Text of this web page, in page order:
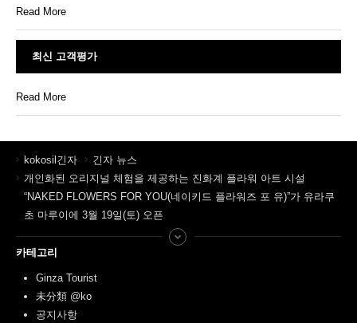
Read More
최신 고객평가
Read More
kokosil긴자
긴자 뉴스
개인화된 오리지널 체험을 제공하는 진화계 플라워 아트 시설
“NAKED FLOWERS FOR YOU(네이키드 플라워즈 포 유)”가 유라쿠
초 마루이에 3월 19일(토) 오픈
카테고리
Ginza Tourist
未分類 @ko
공지사항